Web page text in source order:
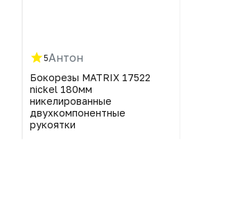
5Антон
Бокорезы MATRIX 17522
nickel 180мм
никелированные
двухкомпонентные
рукоятки